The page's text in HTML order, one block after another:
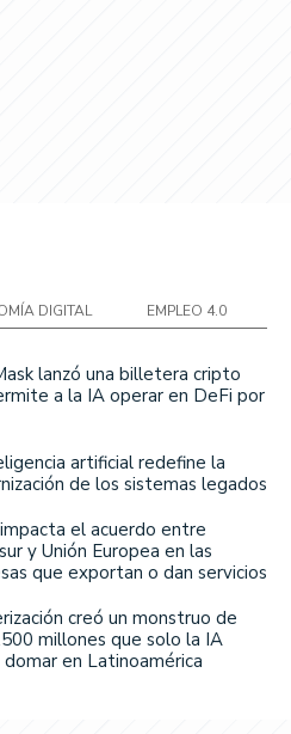
DIGITAL EMPLEO 4.0
lanzó una billetera cripto
a la IA operar en DeFi por
artificial redefine la
de los sistemas legados
el acuerdo entre
y Unión Europea en las
que exportan o dan servicios
creó un monstruo de
millones que solo la IA
en Latinoamérica